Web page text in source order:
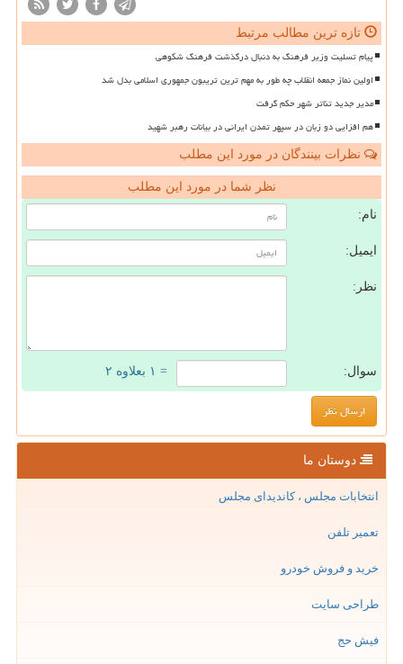
تازه ترین مطالب مرتبط
پیام تسلیت وزیر فرهنگ به دنبال درگذشت فرهنگ شکوهی
اولین نماز جمعه انقلاب چه طور به مهم ترین تریبون جمهوری اسلامی بدل شد
مدیر جدید تئاتر شهر حکم گرفت
هم افزایی دو زبان در سپهر تمدن ایرانی در بیانات رهبر شهید
نظرات بینندگان در مورد این مطلب
نظر شما در مورد این مطلب
نام:
ایمیل:
نظر:
سوال: = ۱ بعلاوه ۲
دوستان ما
انتخابات مجلس ، کاندیدای مجلس
تعمیر تلفن
خرید و فروش خودرو
طراحی سایت
فیش حج